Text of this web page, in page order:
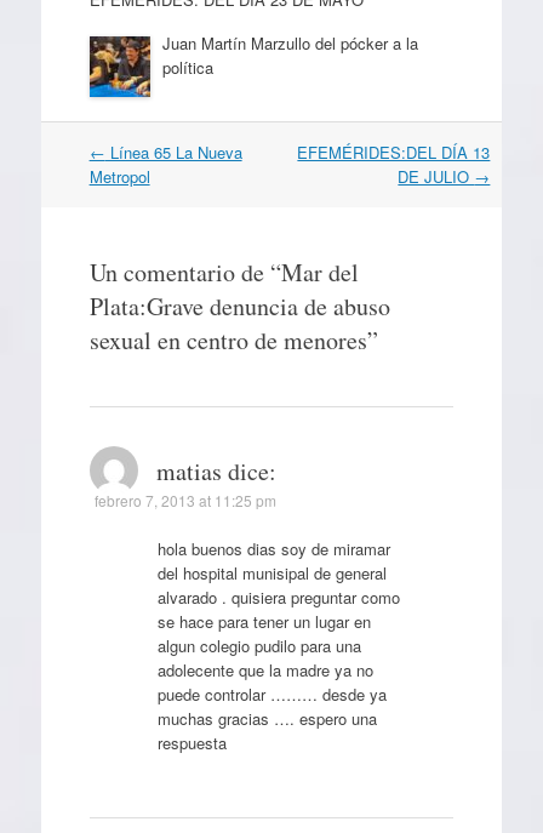
Juan Martín Marzullo del pócker a la
política
Navegación
por
← Línea 65 La Nueva
Metropol
EFEMÉRIDES:DEL DÍA 13
DE JULIO →
Un comentario de “Mar del
Plata:Grave denuncia de abuso
sexual en centro de menores”
matias dice:
febrero 7, 2013 at 11:25 pm
hola buenos dias soy de miramar
del hospital munisipal de general
alvarado . quisiera preguntar como
se hace para tener un lugar en
algun colegio pudilo para una
adolecente que la madre ya no
puede controlar ……… desde ya
muchas gracias …. espero una
respuesta